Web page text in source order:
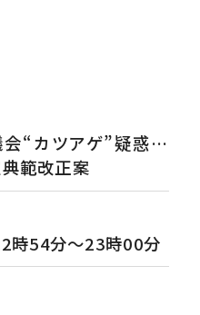
“カツアゲ”疑惑…
範改正案
時54分～23時00分